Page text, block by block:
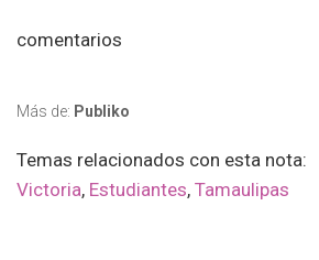
comentarios
Más de: Publiko
Temas relacionados con esta nota:
Victoria, Estudiantes, Tamaulipas